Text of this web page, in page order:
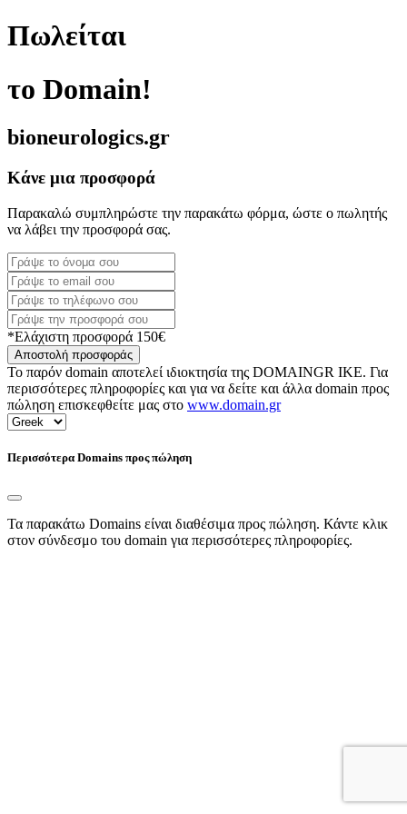
Πωλείται
το Domain!
bioneurologics.gr
Κάνε μια προσφορά
Παρακαλώ συμπληρώστε την παρακάτω φόρμα, ώστε ο πωλητής
να λάβει την προσφορά σας.
*Ελάχιστη προσφορά 150€
Αποστολή προσφοράς
Το παρόν domain αποτελεί ιδιοκτησία της DOMAINGR ΙΚΕ. Για
περισσότερες πληροφορίες και για να δείτε και άλλα domain προς
πώληση επισκεφθείτε μας στο www.domain.gr
Περισσότερα Domains προς πώληση
Τα παρακάτω Domains είναι διαθέσιμα προς πώληση. Κάντε κλικ
στον σύνδεσμο του domain για περισσότερες πληροφορίες.